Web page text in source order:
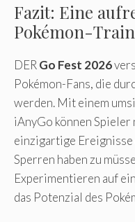
Fazit: Eine
Pokémon-
DER Go Fest 2026
Pokémon-Fans, die
werden. Mit einem
iAnyGo können
einzigartige
Sperren haben zu
Experimentieren auf
das Potenzial des